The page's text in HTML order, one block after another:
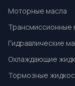
Моторные масла
Трансмиссионные
Гидравлические
Охлаждающие
Тормозные